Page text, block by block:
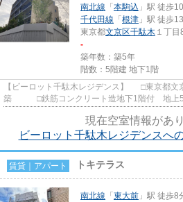
南北線 「 本駒込 」駅 徒歩
千代田線 「 根津 」駅 徒歩
東京都文京区千駄木 １丁目
-
築年数：築5年
階数：5階建 地下1階
【ビーロット千駄木レジデンス】 □東京都文京区千駄
築 □鉄筋コンクリート造地下1階付 地上5階建て 東京メトロ千
現在空室情報があ
ビーロット千駄木レジデンスへ
賃貸｜アパート トキテラス
南北線 「 東大前 」駅 徒歩8